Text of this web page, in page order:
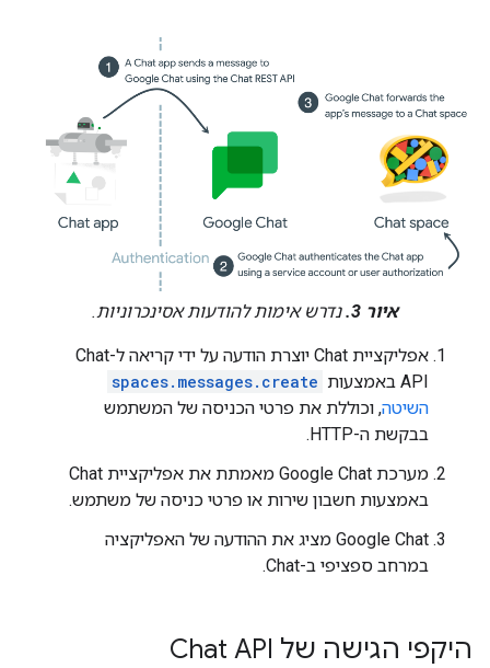
איור 3. נדרש אימות להודעות אסינכרוניות.
אפליקציית Chat יוצרת הודעה על ידי קריאה ל-Chat
API באמצעות
spaces.messages.create
השיטה, וכוללת את פרטי הכניסה של המשתמש
בבקשת ה-HTTP.
מערכת Google Chat מאמתת את אפליקציית Chat
באמצעות חשבון שירות או פרטי כניסה של משתמש.
Google Chat מציג את ההודעה של האפליקציה
במרחב ספציפי ב-Chat.
היקפי הגישה של Chat API